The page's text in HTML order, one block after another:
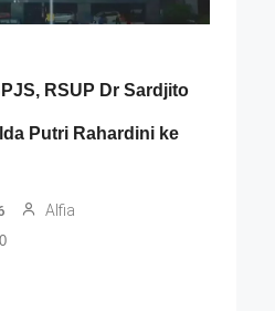
RSUP Dr Sardjito
Putri Rahardini ke
Alfia
0